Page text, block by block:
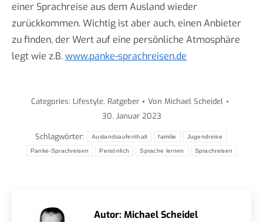
einer Sprachreise aus dem Ausland wieder
zurückkommen. Wichtig ist aber auch, einen Anbieter
zu finden, der Wert auf eine persönliche Atmosphäre
legt wie z.B.www.panke-sprachreisen.de
Categories: Lifestyle, Ratgeber Von Michael Scheidel
30. Januar 2023
Schlagwörter: Auslandsaufenthalt familie Jugendreise
Panke-Sprachreisen Persönlich Sprache lernen Sprachreisen
Autor: Michael Scheidel